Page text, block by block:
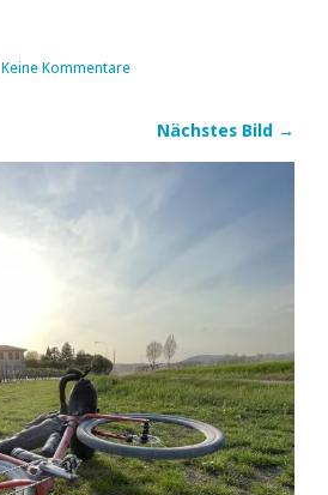
Keine Kommentare
Nächstes Bild →